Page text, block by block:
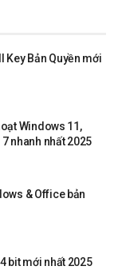
Key Bản Quyền mới
Windows 11,
nhanh nhất 2025
& Office bản
bit mới nhất 2025